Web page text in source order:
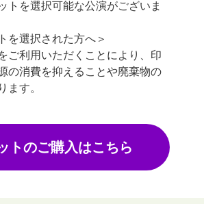
トを選択可能な公演がございま
を選択された方へ＞
ご利用いただくことにより、印
の消費を抑えることや廃棄物の
ます。
トのご購入はこちら